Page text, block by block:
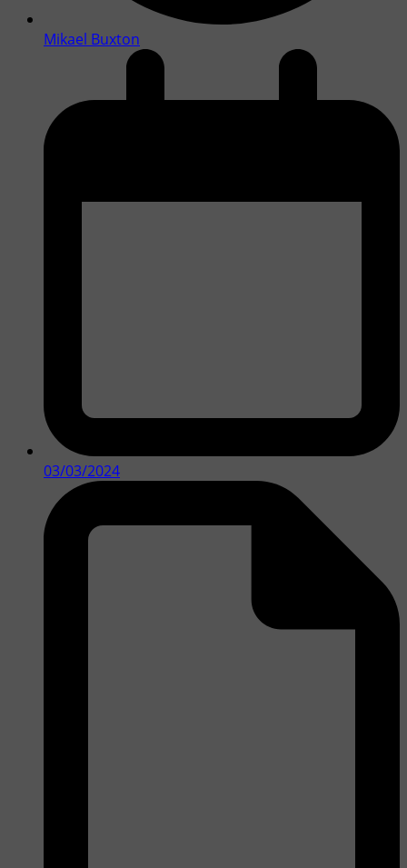
Mikael Buxton
03/03/2024